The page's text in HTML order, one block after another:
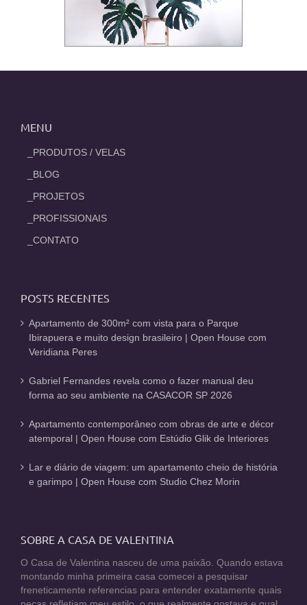
MENU
_PRODUTOS / VELAS
_BLOG
_PROJETOS
_PROFISSIONAIS
_CONTATO
POSTS RECENTES
Apartamento de 300m² com vista para o Parque
Ibirapuera e muito design brasileiro | Open House com
Veridiana Peres
Gabriel Fernandes revela como o fazer manual deu
forma ao seu ambiente na CASACOR SP 2026
Apartamento contemporâneo com obras de arte e décor
atemporal | Open House com Estúdio Glik de Interiores
Lar e diário de viagem: um apartamento cheio de história
e garimpo | Open House com Studio Chez Morin
SOBRE A CASA DE VALENTINA
O Casa de Valentina nasceu de uma paixão. Quando estava
montando minha primeira casa comecei a pesquisar
freneticamente referencias para entender exatamente quais